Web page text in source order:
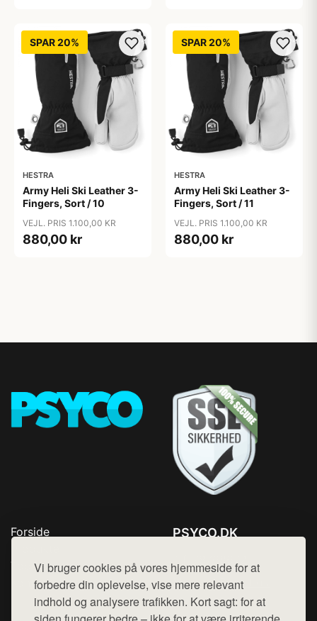
Vi bruger cookies på vores hjemmeside for at
forbedre din oplevelse, vise mere relevant
indhold og analysere trafikken. Kort sagt: for at
SPAR 20%
HESTRA
Army Heli Ski Leather 3-
Fingers, Sort / 10
VEJL. PRIS 1.100,00 KR
880,00 kr
SPAR 20%
HESTRA
Army Heli Ski Leather 3-
Fingers, Sort / 11
VEJL. PRIS 1.100,00 KR
880,00 kr
Forside
Top Rabatter
Kontakt
PSYCO.DK
Mail: hej@want.dk
Cookie- og privatlivspolitik